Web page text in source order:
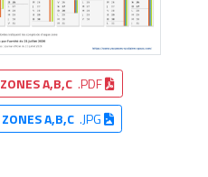
ZONES A,B,C .PDF
ZONES A,B,C.JPG